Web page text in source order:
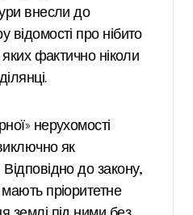
внесли до
відомості про нібито
яких фактично ніколи
нерухомості
як
до закону,
пріоритетне